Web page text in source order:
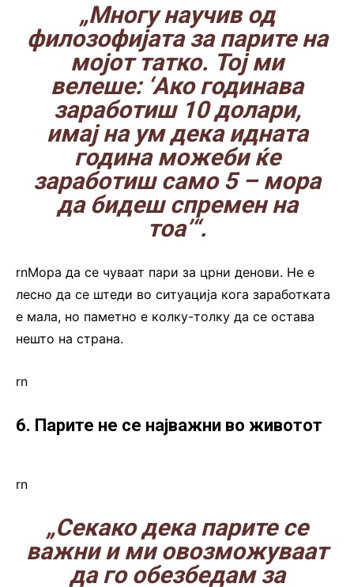
„Многу научив од
филозофијата за парите на
мојот татко. Тој ми
велеше: ‘Ако годинава
заработиш 10 долари,
имај на ум дека идната
година можеби ќе
заработиш само 5 – мора
да бидеш спремен на
тоа’“.
rnМора да се чуваат пари за црни денови. Не е
лесно да се штеди во ситуација кога заработката
е мала, но паметно е колку-толку да се остава
нешто на страна.
rn
6. Парите не се најважни во животот
rn
„Секако дека парите се
важни и ми овозможуваат
да го обезбедам за